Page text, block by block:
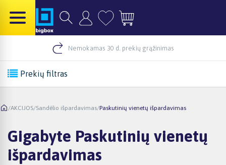
Nemokamas 30 d. prekių grąžinimas
Prekių filtras
/AKCIJOS/Sandėlio išpardavimas/Paskutinių vienetų išpardavimas
Gigabyte Paskutinių vienetų
išpardavimas